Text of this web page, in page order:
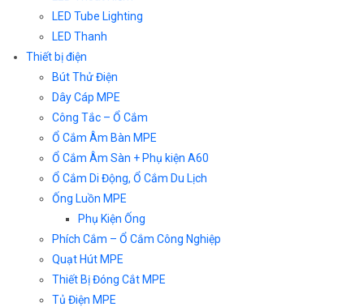
LED Tube Lighting
LED Thanh
Thiết bị điện
Bút Thử Điện
Dây Cáp MPE
Công Tắc – Ổ Cắm
Ổ Cắm Âm Bàn MPE
Ổ Cắm Âm Sàn + Phụ kiện A60
Ổ Cắm Di Động, Ổ Cắm Du Lịch
Ống Luồn MPE
Phụ Kiện Ống
Phích Cắm – Ổ Cắm Công Nghiệp
Quạt Hút MPE
Thiết Bị Đóng Cắt MPE
Tủ Điện MPE